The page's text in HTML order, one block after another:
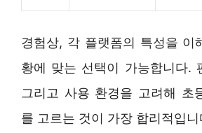
경험상, 각 플랫폼의 특성을 이
황에 맞는 선택이 가능합니다.
그리고 사용 환경을 고려해 초
를 고르는 것이 가장 합리적입니